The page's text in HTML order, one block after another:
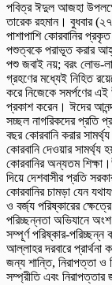
পবিত্র ঈদুল আজহা উপলক্ষে
তারেক রহমান। বুধবার
পাশাপাশি কোরবানির
পশুত্বকে পরাভূত করার
পশু জবাই নয়; বরং লোভ-
গ্রহণের মধ্যেই নিহিত
করে নিজেকে সমর্পণের
প্রকাশ করেন। ঈদের
সচ্ছল নাগরিকদের প্রতি
বছর কোরবানি করার
কোরবানি দেওয়ার সামর্থ্য
কোরবানির অন্যতম
দিয়ে দেশবাসীর প্রতি
কোরবানির চামড়া যেন
ও বর্জ্য পরিষ্কারের
পরিচ্ছন্নতা অভিযানে
সম্পূর্ণ পরিষ্কার-পরিচ্ছন্ন
আল্লাহর দরবারে প্রার্থনা
জন্য শান্তি, নিরাপত্তা ও
সম্প্রীতি এবং